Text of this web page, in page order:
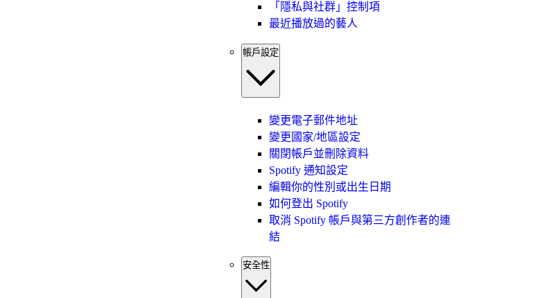
「隱私與社群」控制項
最近播放過的藝人
帳戶設定
變更電子郵件地址
變更國家/地區設定
關閉帳戶並刪除資料
Spotify 通知設定
編輯你的性別或出生日期
如何登出 Spotify
取消 Spotify 帳戶與第三方創作者的連
結
安全性